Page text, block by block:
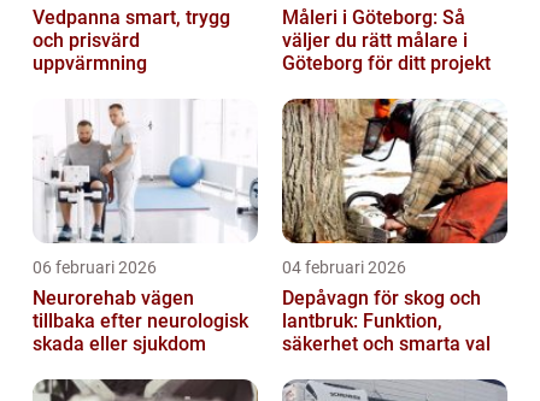
Vedpanna smart, trygg
och prisvärd
uppvärmning
Måleri i Göteborg: Så
väljer du rätt målare i
Göteborg för ditt projekt
06 februari 2026
Neurorehab vägen
tillbaka efter neurologisk
skada eller sjukdom
04 februari 2026
Depåvagn för skog och
lantbruk: Funktion,
säkerhet och smarta val